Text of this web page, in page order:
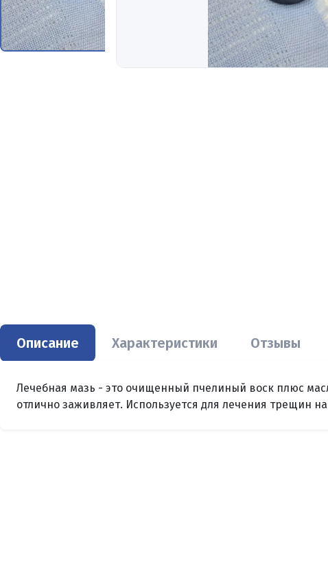
Описание Характеристики Отзывы
Лечебная мазь - это очищенный пчелиный воск плюс
отлично заживляет. Используется для лечения трещин